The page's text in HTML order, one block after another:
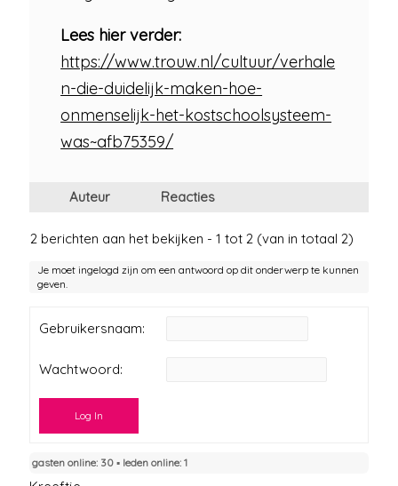
Lees hier verder:
https://www.trouw.nl/cultuur/verhale
n-die-duidelijk-maken-hoe-
onmenselijk-het-kostschoolsysteem-
was~afb75359/
Auteur Reacties
2 berichten aan het bekijken - 1 tot 2 (van in totaal 2)
Je moet ingelogd zijn om een antwoord op dit onderwerp te kunnen
geven.
Gebruikersnaam:
Wachtwoord:
Log In
gasten online: 30 ▪︎ leden online: 1